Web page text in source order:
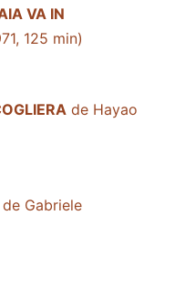
VA IN
125 min)
de Hayao
de Gabriele